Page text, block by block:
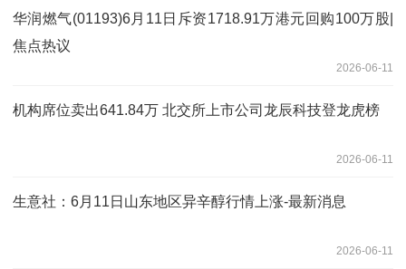
华润燃气(01193)6月11日斥资1718.91万港元回购100万股|
焦点热议
2026-06-11
机构席位卖出641.84万 北交所上市公司龙辰科技登龙虎榜
2026-06-11
生意社：6月11日山东地区异辛醇行情上涨-最新消息
2026-06-11